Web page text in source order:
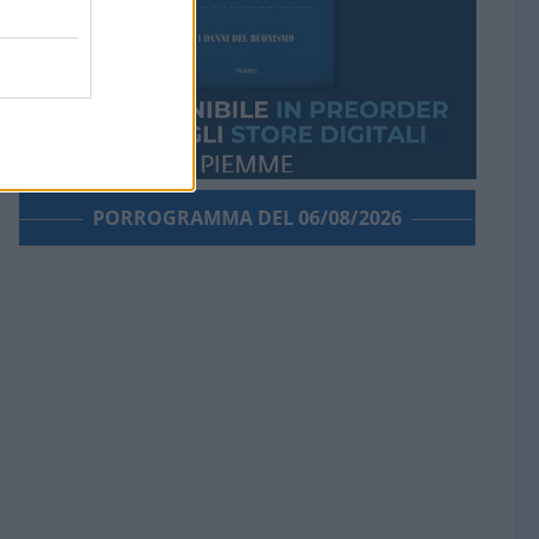
PORROGRAMMA DEL 06/08/2026